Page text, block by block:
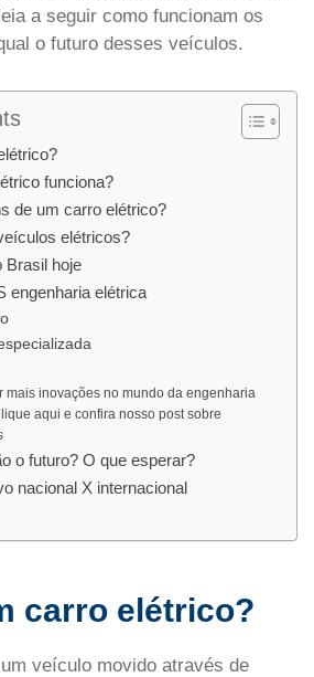
a seguir como funcionam os
o futuro desses veículos.
funciona?
de um carro elétrico?
elétricos?
Brasil hoje
engenharia elétrica
mais inovações no mundo da engenharia
aqui e confira nosso post sobre
o futuro? O que esperar?
nacional X internacional
carro elétrico?
veículo movido através de